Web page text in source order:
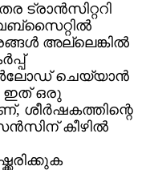
ട്രാൻസിറ്ററി
അല്ലെങ്കിൽ
ചെയ്യാൻ
ഇത് ഒരു
ശീർഷകത്തിന്റെ
കീഴിൽ